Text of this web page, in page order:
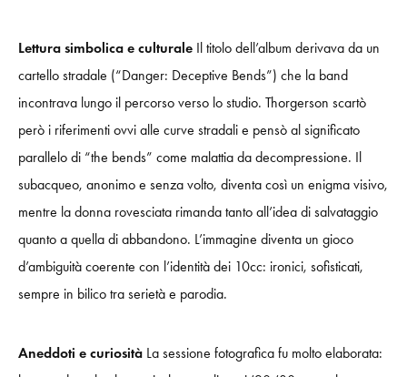
Lettura simbolica e culturale Il titolo dell’album derivava da un
cartello stradale (“Danger: Deceptive Bends”) che la band
incontrava lungo il percorso verso lo studio. Thorgerson scartò
però i riferimenti ovvi alle curve stradali e pensò al significato
parallelo di “the bends” come malattia da decompressione. Il
subacqueo, anonimo e senza volto, diventa così un enigma visivo,
mentre la donna rovesciata rimanda tanto all’idea di salvataggio
quanto a quella di abbandono. L’immagine diventa un gioco
d’ambiguità coerente con l’identità dei 10cc: ironici, sofisticati,
sempre in bilico tra serietà e parodia.
Aneddoti e curiosità La sessione fotografica fu molto elaborata: